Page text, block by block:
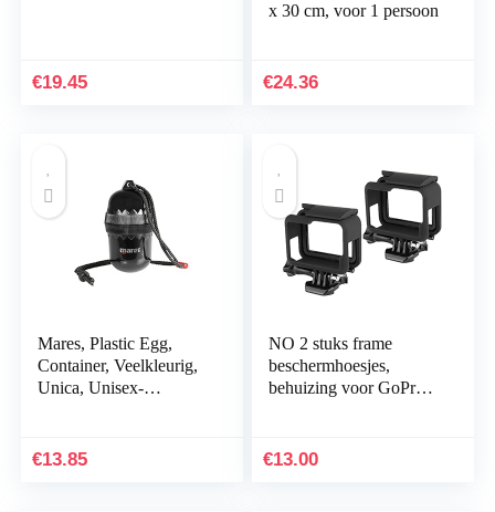
€19.45
x 30 cm, voor 1 persoon
€24.36
Mares, Plastic Egg,
Container, Veelkleurig,
Unica, Unisex-
€13.85
NO 2 stuks frame
beschermhoesjes,
behuizing voor GoPro
actiecamera-frame,
€13.00